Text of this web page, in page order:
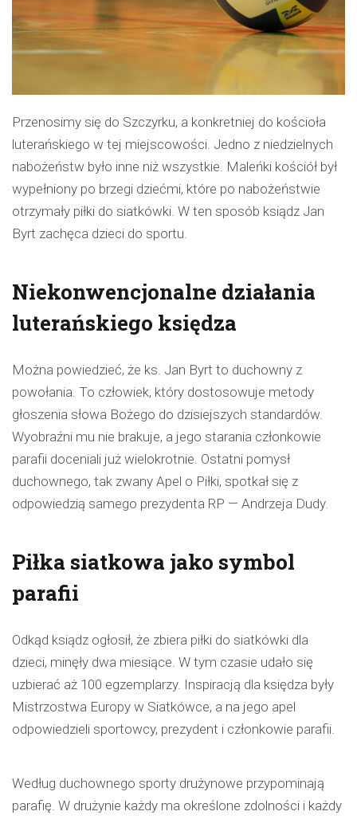
Przenosimy się do Szczyrku, a konkretniej do kościoła
luterańskiego w tej miejscowości. Jedno z niedzielnych
nabożeństw było inne niż wszystkie. Maleńki kościół był
wypełniony po brzegi dziećmi, które po nabożeństwie
otrzymały piłki do siatkówki. W ten sposób ksiądz Jan
Byrt zachęca dzieci do sportu.
Niekonwencjonalne działania
luterańskiego księdza
Można powiedzieć, że ks. Jan Byrt to duchowny z
powołania. To człowiek, który dostosowuje metody
głoszenia słowa Bożego do dzisiejszych standardów.
Wyobraźni mu nie brakuje, a jego starania członkowie
parafii doceniali już wielokrotnie. Ostatni pomysł
duchownego, tak zwany Apel o Piłki, spotkał się z
odpowiedzią samego prezydenta RP — Andrzeja Dudy.
Piłka siatkowa jako symbol
parafii
Odkąd ksiądz ogłosił, że zbiera piłki do siatkówki dla
dzieci, minęły dwa miesiące. W tym czasie udało się
uzbierać aż 100 egzemplarzy. Inspiracją dla księdza były
Mistrzostwa Europy w Siatkówce, a na jego apel
odpowiedzieli sportowcy, prezydent i członkowie parafii.
Według duchownego sporty drużynowe przypominają
parafię. W drużynie każdy ma określone zdolności i każdy